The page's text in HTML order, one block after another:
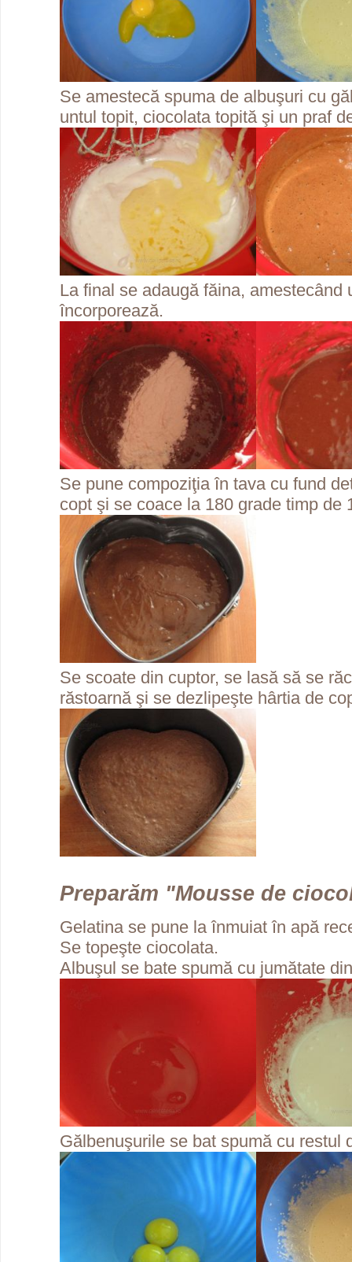
Se amestecă spuma de albuşuri cu
untul topit, ciocolata topită şi un praf
La final se adaugă făina, amestecând
încorporează.
Se pune compoziţia în tava cu fund
copt şi se coace la 180 grade timp de
Se scoate din cuptor, se lasă să se
răstoarnă şi se dezlipeşte hârtia de
Preparăm "Mousse de
Gelatina se pune la înmuiat în apă
Se topeşte ciocolata.
Albuşul se bate spumă cu jumătate
Gălbenuşurile se bat spumă cu restul